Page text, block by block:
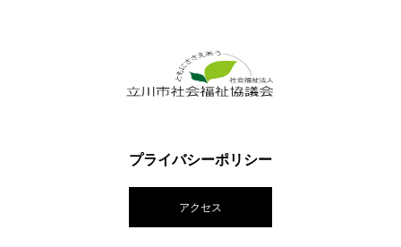
プライバシーポリシー
アクセス